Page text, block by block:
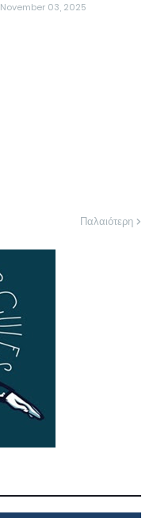
November 03, 2025
Παλαιότερη